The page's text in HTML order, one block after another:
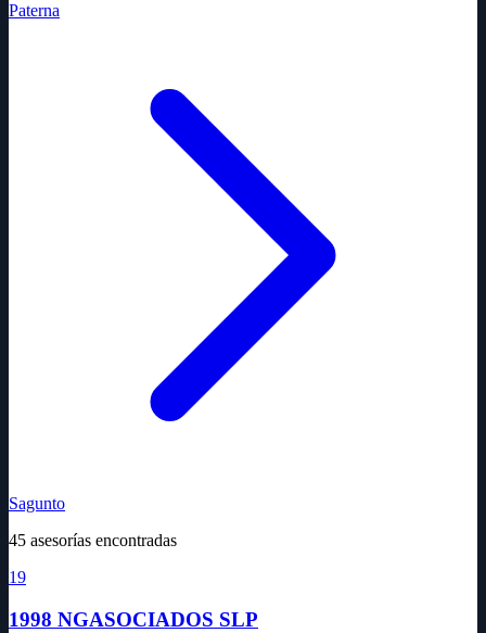
Paterna
Sagunto
45 asesorías encontradas
19
1998 NGASOCIADOS SLP